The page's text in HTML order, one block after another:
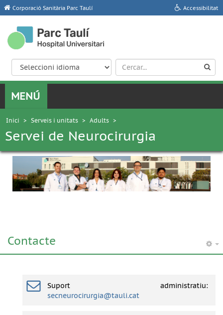
Corporació Sanitària Parc Taulí Accessibilitat
Inici > Serveis i unitats > Adults >
Servei de Neurocirurgia
Contacte
Suport administratiu:
secneurocirurgia@tauli.cat